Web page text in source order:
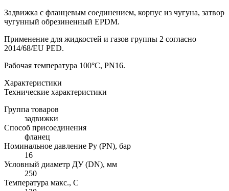
Задвижка с фланцевым соединением, корпус из чугуна, затвор
чугунный обрезиненный EPDM.
Применение для жидкостей и газов группы 2 согласно
2014/68/EU PED.
Рабочая температура 100°С, PN16.
Характеристики
Технические характеристики
Группа товаров
задвижки
Способ присоединения
фланец
Номинальное давление Ру (PN), бар
16
Условный диаметр ДУ (DN), мм
250
Температура макс., С